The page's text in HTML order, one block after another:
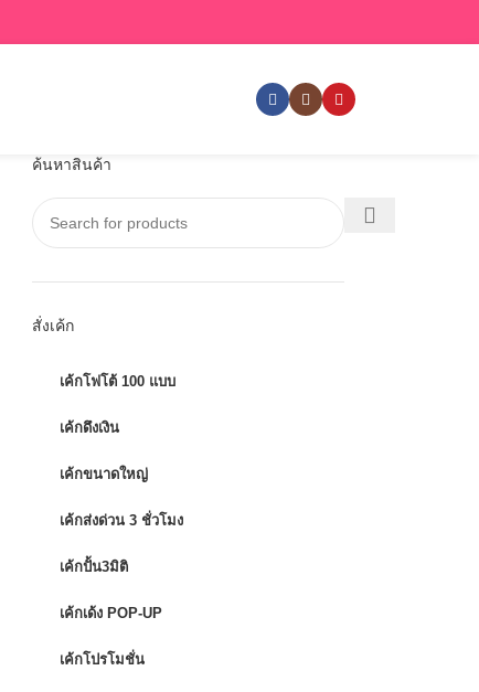
ค้นหาสินค้า
สั่งเค้ก
เค้กโฟโต้ 100 แบบ
เค้กดึงเงิน
เค้กขนาดใหญ่
เค้กส่งด่วน 3 ชั่วโมง
เค้กปั้น3มิติ
เค้กเด้ง POP-UP
เค้กโปรโมชั่น